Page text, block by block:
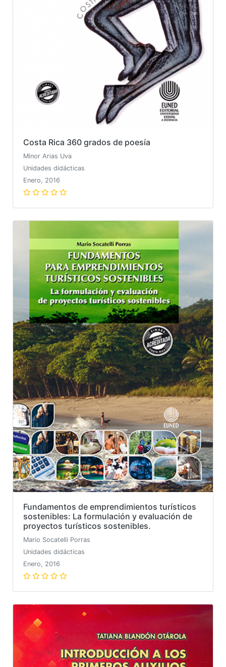
Costa Rica 360 grados de poesía
Minor Arias Uva
Unidades didácticas
Enero, 2016
Fundamentos de emprendimientos turísticos
sostenibles: La formulación y evaluación de
proyectos turísticos sostenibles.
Mario Socatelli Porras
Unidades didácticas
Enero, 2016